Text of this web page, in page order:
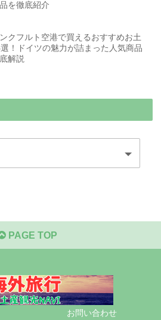
を徹底紹介
クフルト空港で買えるおすすめお土
！ドイツの魅力が詰まった人気商品
解説
PAGE TOP
お問い合わせ